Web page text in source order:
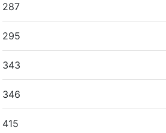
287
295
343
346
415